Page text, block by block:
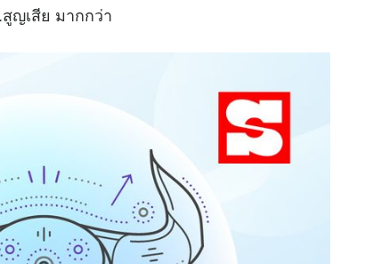
สูญเสีย มากกว่า